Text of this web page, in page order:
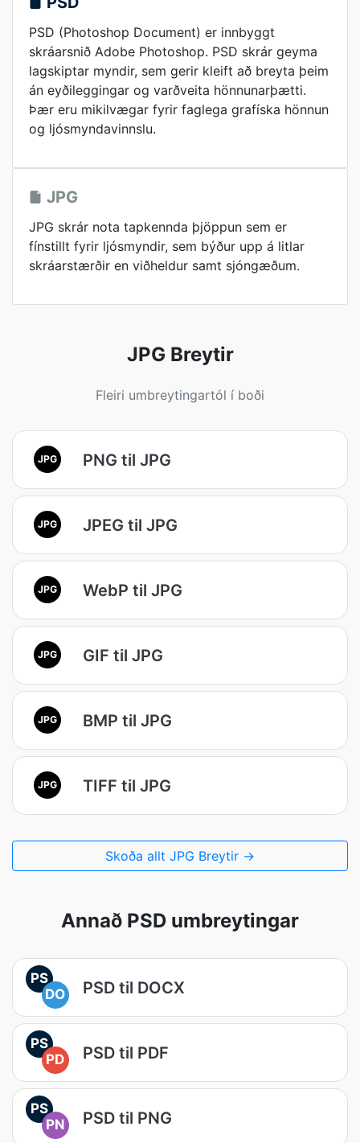
PSD (Photoshop Document) er innbyggt
skráarsnið Adobe Photoshop. PSD skrár geyma
lagskiptar myndir, sem gerir kleift að breyta þeim
án eyðileggingar og varðveita hönnunarþætti.
Þær eru mikilvægar fyrir faglega grafíska hönnun
og ljósmyndavinnslu.
JPG
JPG skrár nota tapkennda þjöppun sem er
fínstillt fyrir ljósmyndir, sem býður upp á litlar
skráarstærðir en viðheldur samt sjóngæðum.
JPG Breytir
Fleiri umbreytingartól í boði
JPG PNG til JPG
JPG JPEG til JPG
JPG WebP til JPG
JPG GIF til JPG
JPG BMP til JPG
JPG TIFF til JPG
Skoða allt JPG Breytir →
Annað PSD umbreytingar
PS
DO
PSD til DOCX
PS
PD
PSD til PDF
PS
PN
PSD til PNG